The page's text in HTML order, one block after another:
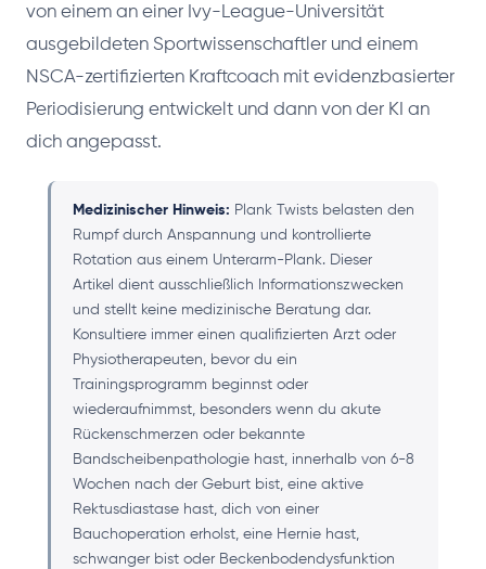
von einem an einer Ivy-League-Universität
ausgebildeten Sportwissenschaftler und einem
NSCA-zertifizierten Kraftcoach mit evidenzbasierter
Periodisierung entwickelt und dann von der KI an
dich angepasst.
Medizinischer Hinweis: Plank Twists belasten den
Rumpf durch Anspannung und kontrollierte
Rotation aus einem Unterarm-Plank. Dieser
Artikel dient ausschließlich Informationszwecken
und stellt keine medizinische Beratung dar.
Konsultiere immer einen qualifizierten Arzt oder
Physiotherapeuten, bevor du ein
Trainingsprogramm beginnst oder
wiederaufnimmst, besonders wenn du akute
Rückenschmerzen oder bekannte
Bandscheibenpathologie hast, innerhalb von 6-8
Wochen nach der Geburt bist, eine aktive
Rektusdiastase hast, dich von einer
Bauchoperation erholst, eine Hernie hast,
schwanger bist oder Beckenbodendysfunktion